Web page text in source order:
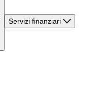
Servizi finanziari